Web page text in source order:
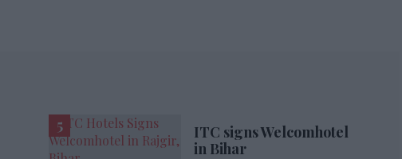
ITC signs Welcomhotel
in Bihar